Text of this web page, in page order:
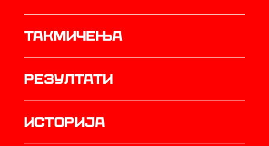
Такмичења
резултати
историја